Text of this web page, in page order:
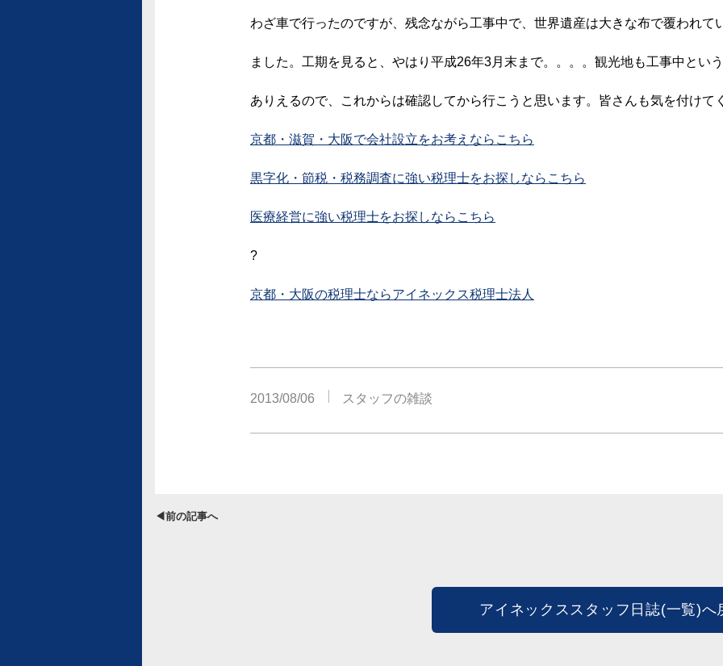
わざ車で行ったのですが、残念ながら工事中で、世界遺産は大きな布で覆われて
ました。工期を見ると、やはり平成26年3月末まで。。。。観光地も工事中とい
ありえるので、これからは確認してから行こうと思います。皆さんも気を付けて
京都・滋賀・大阪で会社設立をお考えならこちら
黒字化・節税・税務調査に強い税理士をお探しならこちら
医療経営に強い税理士をお探しならこちら
?
京都・大阪の税理士ならアイネックス税理士法人
2013/08/06 スタッフの雑談
◀前の記事へ
アイネックススタッフ日誌(一覧)へ